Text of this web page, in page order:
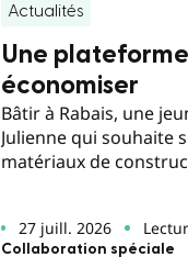
Actualités
Une
économiser
Bâtir à Rabais, une
Julienne qui souhaite
matériaux de
27 juill. 2026
Collaboration spéciale